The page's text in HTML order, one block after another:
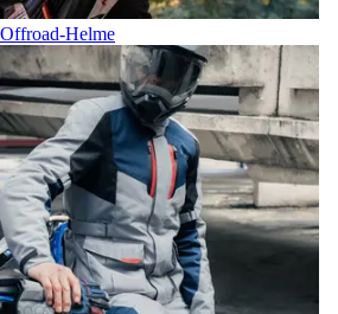
Offroad-Helme